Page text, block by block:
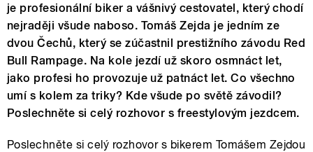
je profesionální biker a vášnivý cestovatel, který chodí
nejraději všude naboso. Tomáš Zejda je jedním ze
dvou Čechů, který se zúčastnil prestižního závodu Red
Bull Rampage. Na kole jezdí už skoro osmnáct let,
jako profesi ho provozuje už patnáct let. Co všechno
umí s kolem za triky? Kde všude po světě závodil?
Poslechněte si celý rozhovor s freestylovým jezdcem.
Poslechněte si celý rozhovor s bikerem Tomášem Zejdou